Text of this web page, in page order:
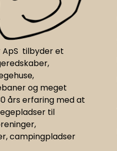
ApS tilbyder et
og meget
års erfaring med at
til
campingpladser